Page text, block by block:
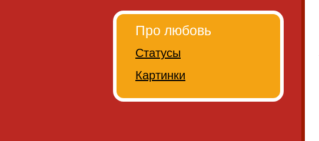
Про любовь
Статусы
Картинки